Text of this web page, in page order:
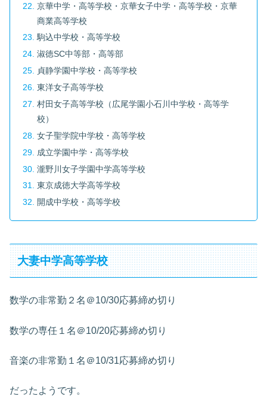
京華中学・高等学校・京華女子中学・高等学校・京華
商業高等学校
駒込中学校・高等学校
淑徳SC中等部・高等部
貞静学園中学校・高等学校
東洋女子高等学校
村田女子高等学校（広尾学園小石川中学校・高等学
校）
女子聖学院中学校・高等学校
成立学園中学・高等学校
瀧野川女子学園中学高等学校
東京成徳大学高等学校
開成中学校・高等学校
大妻中学高等学校
数学の非常勤２名＠10/30応募締め切り
数学の専任１名＠10/20応募締め切り
音楽の非常勤１名＠10/31応募締め切り
だったようです。